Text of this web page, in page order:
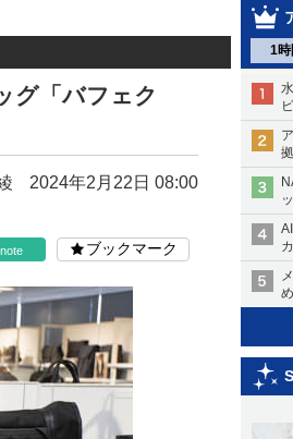
1時
グ「バフェク
2024年2月22日 08:00
note ブックマーク